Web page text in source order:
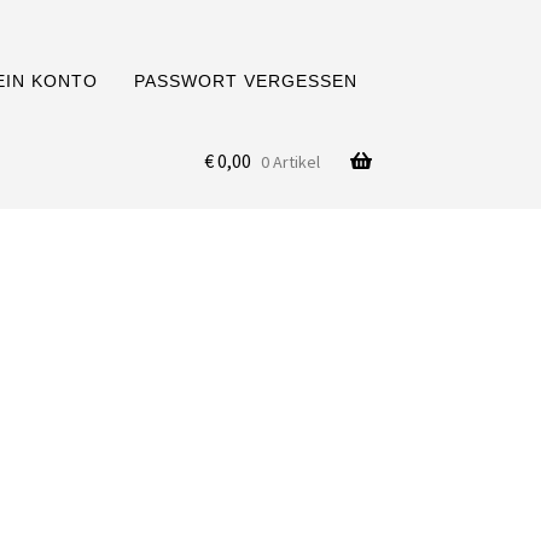
KONTO PASSWORT VERGESSEN
€0,00 0 Artikel